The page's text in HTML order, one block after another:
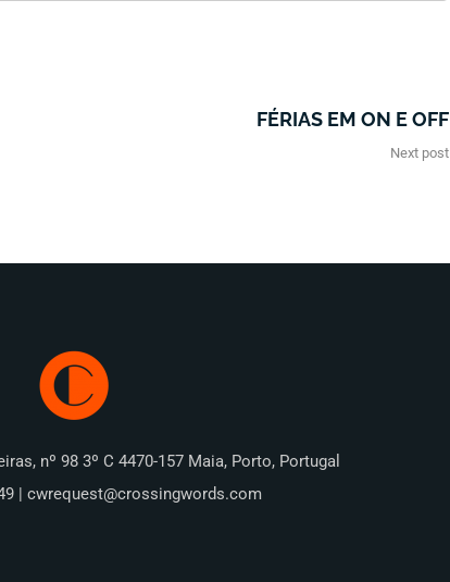
FÉRIAS EM ON E OFF
Next post
nº 98 3º C 4470-157 Maia, Porto, Portugal
| cwrequest@crossingwords.com